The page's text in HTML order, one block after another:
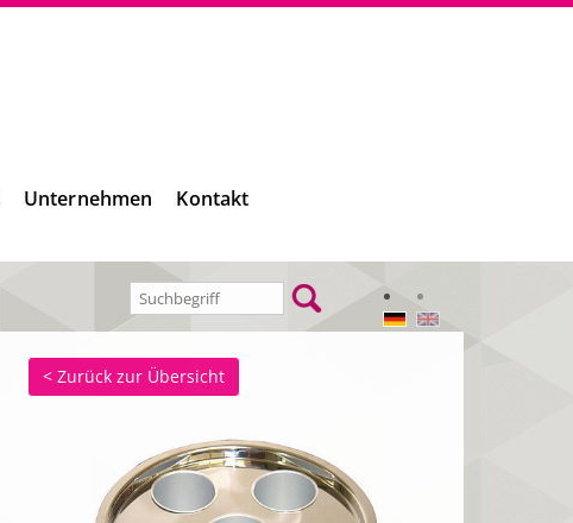
Unternehmen Kontakt
< Zurück zur Übersicht